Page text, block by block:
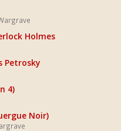
Holmes
Petrosky
4)
Noir)